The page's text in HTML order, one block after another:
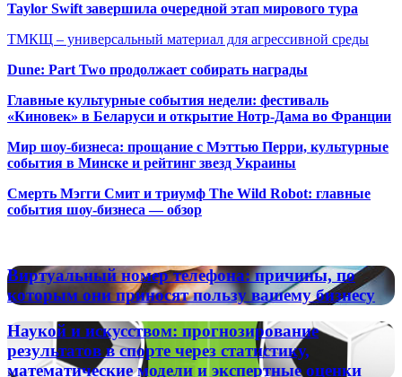
Taylor Swift завершила очередной этап мирового тура
ТМКЩ – универсальный материал для агрессивной среды
Dune: Part Two продолжает собирать награды
Главные культурные события недели: фестиваль
«Киновек» в Беларуси и открытие Нотр-Дама во Франции
Мир шоу-бизнеса: прощание с Мэттью Перри, культурные
события в Минске и рейтинг звезд Украины
Смерть Мэгги Смит и триумф The Wild Robot: главные
события шоу-бизнеса — обзор
Виртуальный
номер
телефона:
причины,
по
которым
они
Виртуальный номер телефона: причины, по
которым они приносят пользу вашему бизнесу
Наукой
и
искусством:
Наукой и искусством: прогнозирование
результатов в спорте через статистику,
математические модели и экспертные оценки